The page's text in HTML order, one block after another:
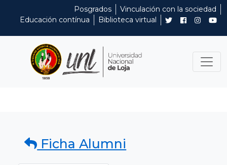
Posgrados
Vinculación con la sociedad
Educación contínua
Biblioteca virtual
Ficha Alumni